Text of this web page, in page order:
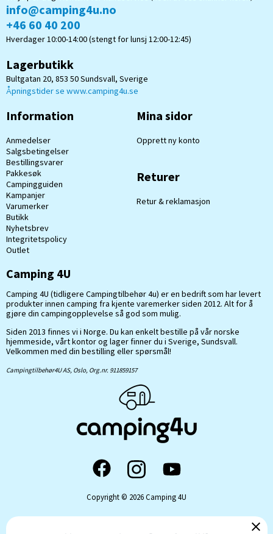
info@camping4u.no
+46 60 40 200
Hverdager 10:00-14:00 (stengt for lunsj 12:00-12:45)
Lagerbutikk
Bultgatan 20, 853 50 Sundsvall, Sverige
Åpningstider se www.camping4u.se
Information
Anmedelser
Salgsbetingelser
Bestillingsvarer
Pakkesøk
Campingguiden
Kampanjer
Varumerker
Butikk
Nyhetsbrev
Integritetspolicy
Outlet
Mina sidor
Opprett ny konto
Returer
Retur & reklamasjon
Camping 4U
Camping 4U (tidligere Campingtilbehør 4u) er en bedrift som har levert
produkter innen camping fra kjente varemerker siden 2012. Alt for å
gjøre din campingopplevelse så god som mulig.
Siden 2013 finnes vi i Norge. Du kan enkelt bestille på vår norske
hjemmeside, vårt kontor og lager finner du i Sverige, Sundsvall.
Velkommen med din bestilling eller spørsmål!
Campingtilbehør4U AS, Oslo, Org.nr. 911859157
Copyright © 2026 Camping 4U